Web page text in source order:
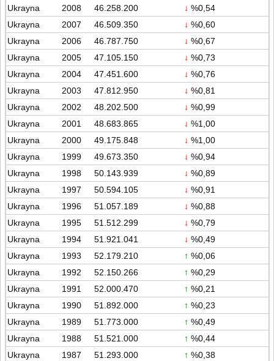
Ukrayna
2008 46.258.200 ↓ %0,54
Ukrayna
2007 46.509.350 ↓ %0,60
Ukrayna
2006 46.787.750 ↓ %0,67
Ukrayna
2005 47.105.150 ↓ %0,73
Ukrayna
2004 47.451.600 ↓ %0,76
Ukrayna
2003 47.812.950 ↓ %0,81
Ukrayna
2002 48.202.500 ↓ %0,99
Ukrayna
2001 48.683.865 ↓ %1,00
Ukrayna
2000 49.175.848 ↓ %1,00
Ukrayna
1999 49.673.350 ↓ %0,94
Ukrayna
1998 50.143.939 ↓ %0,89
Ukrayna
1997 50.594.105 ↓ %0,91
Ukrayna
1996 51.057.189 ↓ %0,88
Ukrayna
1995 51.512.299 ↓ %0,79
Ukrayna
1994 51.921.041 ↓ %0,49
Ukrayna
1993 52.179.210 ↑ %0,06
Ukrayna
1992 52.150.266 ↑ %0,29
Ukrayna
1991 52.000.470 ↑ %0,21
Ukrayna
1990 51.892.000 ↑ %0,23
Ukrayna
1989 51.773.000 ↑ %0,49
Ukrayna
1988 51.521.000 ↑ %0,44
Ukrayna
1987 51.293.000 ↑ %0,38